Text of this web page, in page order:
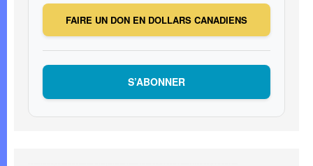
FAIRE UN DON EN DOLLARS CANADIENS
S’ABONNER